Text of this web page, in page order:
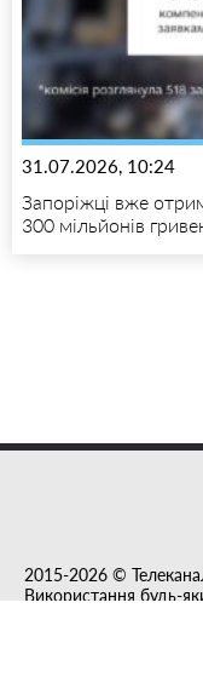
31.07.2026, 10:24
Запоріжці вже
300 мільйонів
2015-2026 ©
Використання будь-